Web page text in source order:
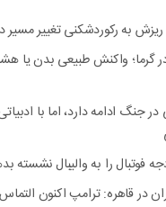
به رکوردشکنی تغییر مسیر
گرما؛ واکنش طبیعی بدن یا
جنگ ادامه دارد، اما با
فوتبال را به والیبال نشسته
در قاهره: ترامپ اکنون التماس